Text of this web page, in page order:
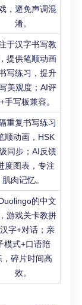
，避免声调混
淆。
于汉字书写教
提供笔顺动画
写练习，提升
美观度；AI评
手写板兼容。
重复书写练习
顺动画，HSK
同步；AI反馈
度图表，专注
肌肉记忆。
的中文
游戏关卡教拼
字+对话；亲
模式+口语陪
，碎片时间高
效。